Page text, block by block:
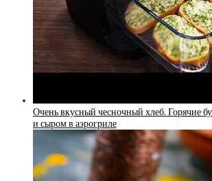
Очень вкусный чесночный хлеб. Горячие
и сыром в аэрогриле